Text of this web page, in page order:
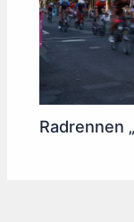
Radrennen